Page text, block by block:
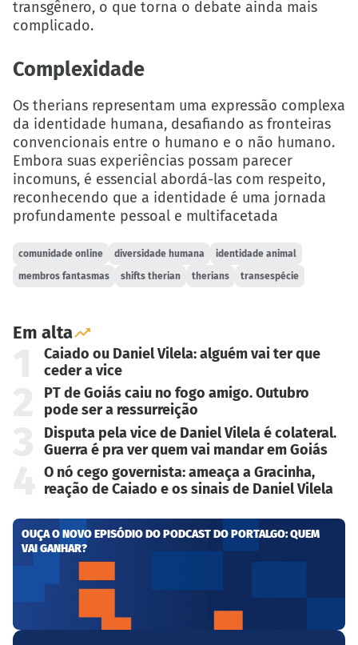
transgênero, o que torna o debate ainda mais
complicado.
Complexidade
Os therians representam uma expressão complexa
da identidade humana, desafiando as fronteiras
convencionais entre o humano e o não humano.
Embora suas experiências possam parecer
incomuns, é essencial abordá-las com respeito,
reconhecendo que a identidade é uma jornada
profundamente pessoal e multifacetada
comunidade online diversidade humana identidade animal
membros fantasmas shifts therian therians transespécie
Em alta
Caiado ou Daniel Vilela: alguém vai ter que
ceder a vice
PT de Goiás caiu no fogo amigo. Outubro
pode ser a ressurreição
Disputa pela vice de Daniel Vilela é colateral.
Guerra é pra ver quem vai mandar em Goiás
O nó cego governista: ameaça a Gracinha,
reação de Caiado e os sinais de Daniel Vilela
OUÇA O NOVO EPISÓDIO DO PODCAST DO PORTALGO: QUEM
VAI GANHAR?